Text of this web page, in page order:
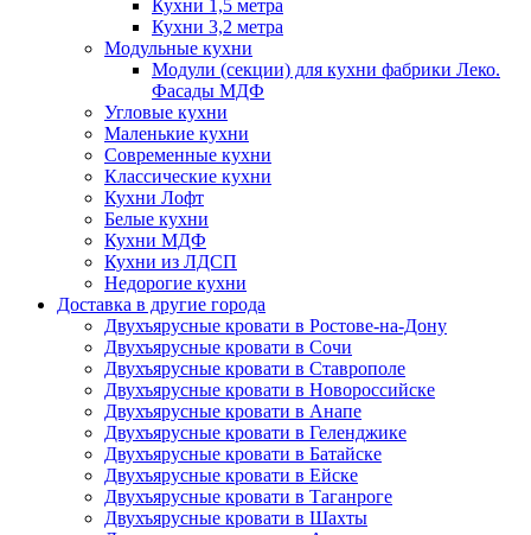
Кухни 1,5 метра
Кухни 3,2 метра
Модульные кухни
Модули (секции) для кухни фабрики Леко.
Фасады МДФ
Угловые кухни
Маленькие кухни
Современные кухни
Классические кухни
Кухни Лофт
Белые кухни
Кухни МДФ
Кухни из ЛДСП
Недорогие кухни
Доставка в другие города
Двухъярусные кровати в Ростове-на-Дону
Двухъярусные кровати в Сочи
Двухъярусные кровати в Ставрополе
Двухъярусные кровати в Новороссийске
Двухъярусные кровати в Анапе
Двухъярусные кровати в Геленджике
Двухъярусные кровати в Батайске
Двухъярусные кровати в Ейске
Двухъярусные кровати в Таганроге
Двухъярусные кровати в Шахты